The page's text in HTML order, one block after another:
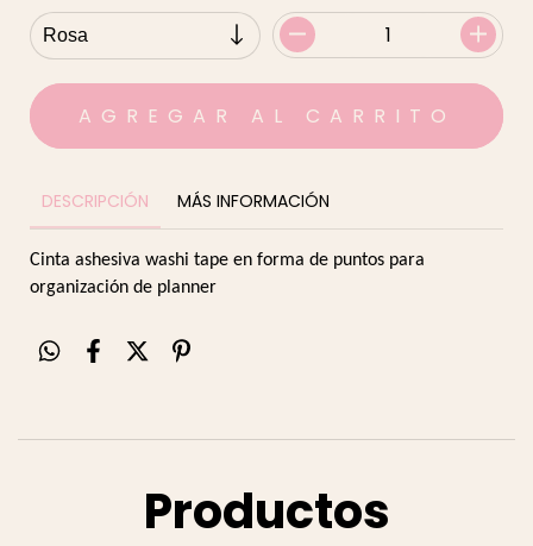
DESCRIPCIÓN MÁS INFORMACIÓN
Cinta ashesiva washi tape en forma de puntos para
organización de planner
Productos